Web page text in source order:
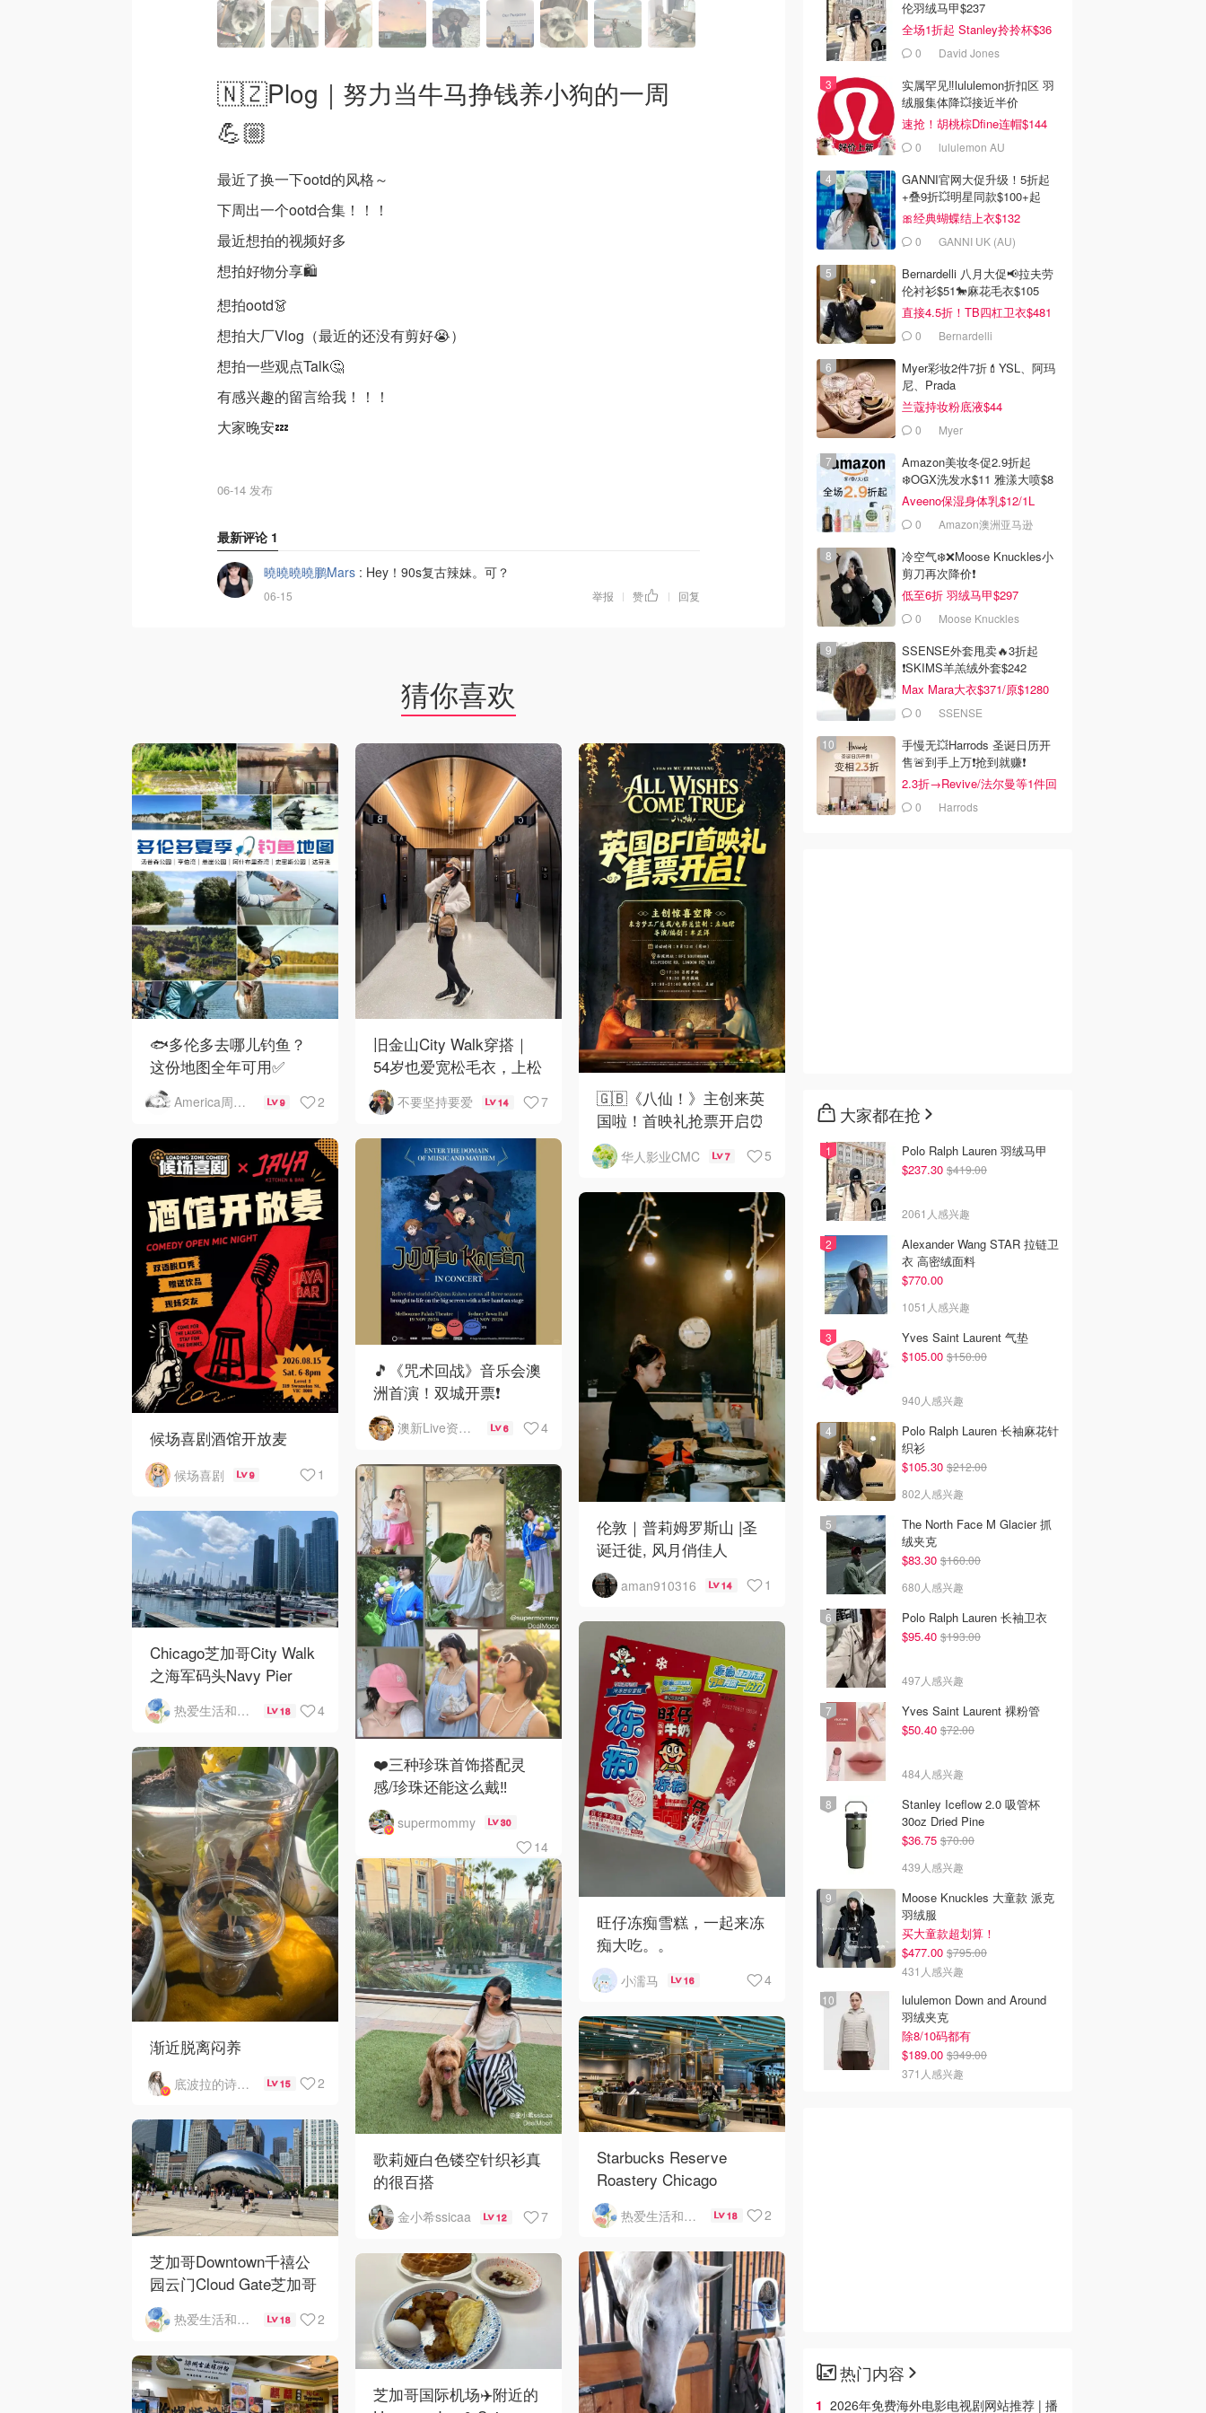
🇳🇿Plog｜努力当牛马挣钱养小狗的一周
💪🏼
最近了换一下ootd的风格～
下周出一个ootd合集！！！
最近想拍的视频好多
想拍好物分享🛍️
想拍ootd👗
想拍大厂Vlog（最近的还没有剪好😭）
想拍一些观点Talk🤔
有感兴趣的留言给我！！！
大家晚安💤
06-14 发布
最新评论 1
曉曉曉曉鹏Mars : Hey！90s复古辣妹。可？
06-15 举报 | 赞 | 回复
猜你喜欢
🐟多伦多去哪儿钓鱼？
这份地图全年可用✅
America周末快讯 9 2
旧金山City Walk穿搭｜
54岁也爱宽松毛衣，上松
下紧真的很救比例
不要坚持要爱 14 7
🇬🇧《八仙！》主创来英
国啦！首映礼抢票开启⏰
华人影业CMC 7 5
候场喜剧酒馆开放麦
候场喜剧 9 1
🎵《咒术回战》音乐会澳
洲首演！双城开票❗️
澳新Live资讯站 6 4
伦敦｜普莉姆罗斯山 |圣
诞迁徙, 风月俏佳人
aman910316 14 1
❤️三种珍珠首饰搭配灵
感/珍珠还能这么戴‼️
supermommy 30
14
Chicago芝加哥City Walk
之海军码头Navy Pier
热爱生活和自由的轻舞飞扬 18 4
旺仔冻痴雪糕，一起来冻
痴大吃。。
小濡马 16 4
渐近脱离闷养
底波拉的诗与歌 15 2
歌莉娅白色镂空针织衫真
的很百搭
金小希ssicaa 12 7
Starbucks Reserve
Roastery Chicago
热爱生活和自由的轻舞飞扬 18 2
芝加哥Downtown千禧公
园云门Cloud Gate芝加哥
河街景❤️鳞次栉比的高楼
热爱生活和自由的轻舞飞扬 18 2
芝加哥国际机场✈️附近的
伦羽绒马甲$237
全场1折起 Stanley拎拎杯$36
0 David Jones
实属罕见‼️lululemon折扣区 羽
绒服集体降💥接近半价
速抢！胡桃棕Dfine连帽$144
0 lululemon AU
GANNI官网大促升级！5折起
+叠9折💥明星同款$100+起
🎀经典蝴蝶结上衣$132
0 GANNI UK (AU)
Bernardelli 八月大促📢拉夫劳
伦衬衫$51🐎麻花毛衣$105
直接4.5折！TB四杠卫衣$481
0 Bernardelli
Myer彩妆2件7折💄YSL、阿玛
尼、Prada
兰蔻持妆粉底液$44
0 Myer
Amazon美妆冬促2.9折起
❄️OGX洗发水$11 雅漾大喷$8
Aveeno保湿身体乳$12/1L
0 Amazon澳洲亚马逊
冷空气❄️❌️Moose Knuckles小
剪刀再次降价❗️
低至6折 羽绒马甲$297
0 Moose Knuckles
SSENSE外套甩卖🔥3折起
❗SKIMS羊羔绒外套$242
Max Mara大衣$371/原$1280
0 SSENSE
手慢无💥Harrods 圣诞日历开
售🚨到手上万❗️抢到就赚❗️
2.3折→Revive/法尔曼等1件回
本！0 Harrods
大家都在抢
Polo Ralph Lauren 羽绒马甲
$237.30 $419.00
2061人感兴趣
Alexander Wang STAR 拉链卫
衣 高密绒面料
$770.00
1051人感兴趣
Yves Saint Laurent 气垫
$105.00 $150.00
940人感兴趣
Polo Ralph Lauren 长袖麻花针
织衫
$105.30 $212.00
802人感兴趣
The North Face M Glacier 抓
绒夹克
$83.30 $160.00
680人感兴趣
Polo Ralph Lauren 长袖卫衣
$95.40 $193.00
497人感兴趣
Yves Saint Laurent 裸粉管
$50.40 $72.00
484人感兴趣
Stanley Iceflow 2.0 吸管杯
30oz Dried Pine
$36.75 $70.00
439人感兴趣
Moose Knuckles 大童款 派克
羽绒服
买大童款超划算！
$477.00 $795.00
431人感兴趣
lululemon Down and Around
羽绒夹克
除8/10码都有
$189.00 $349.00
371人感兴趣
热门内容
2026年免费海外电影电视剧网站推荐 | 播